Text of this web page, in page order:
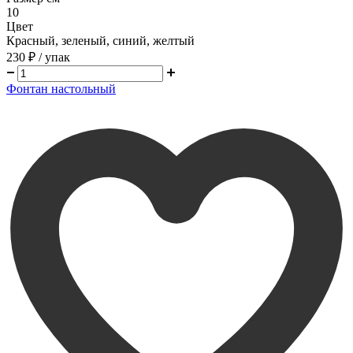
10
Цвет
Красный, зеленый, синий, желтый
230 ₽ / упак
Фонтан настольный